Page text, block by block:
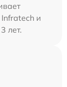
и
лет.